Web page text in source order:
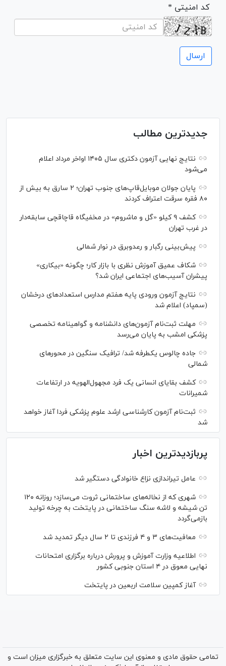
* کد امنیتی
جدیدترین مطالب
نتایج نهایی آزمون دکتری سال ۱۴۰۵ اواخر مرداد اعلام
می‌شود
پایان جولان موبایل‌قاپ‌های جنوب تهران؛ ۲ سارق به بیش از
۸۰ فقره سرقت اعتراف کردند
کشف ۹ کیلو «گل و ماشروم» در مخفیگاه قاچاقچی سابقه‌دار
در غرب تهران
پیش‌بینی رگبار و رعدوبرق در نوار شمالی
شکاف عمیق آموزش نظری با بازار کار؛ چگونه «بیکاری»
پیشران آسیب‌های اجتماعی ایران شد؟
نتایج آزمون ورودی پایه هفتم مدارس استعدادهای درخشان
(سمپاد) اعلام شد
مهلت ثبت‌نام آزمون‌های دانشنامه و گواهینامه تخصصی
پزشکی امشب به پایان می‌رسد
جاده چالوس یکطرفه شد/ ترافیک سنگین در محورهای
شمالی
کشف بقایای انسانی یک فرد مجهول‌الهویه در ارتفاعات
شمیرانات
ثبت‌نام آزمون کارشناسی ارشد علوم پزشکی فردا آغاز خواهد
شد
پربازدیدترین اخبار
عامل تیراندازی نزاع خانوادگی دستگیر شد
شهری که از نخاله‌های ساختمانی ثروت می‌سازد؛ روزانه ۱۲۰
تن شیشه و لاشه سنگ ساختمانی در پایتخت به چرخه تولید
بازمی‌گردد
معافیت‌های ۳ و ۴ فرزندی تا ۲ سال دیگر تمدید شد
اطلاعیه وزارت آموزش و پرورش درباره برگزاری امتحانات
نهایی معوق در ۴ استان جنوبی کشور
آغاز کمپین سلامت اربعین در پایتخت
تمامی حقوق مادی و معنوی این سایت متعلق به خبرگزاری میزان است و